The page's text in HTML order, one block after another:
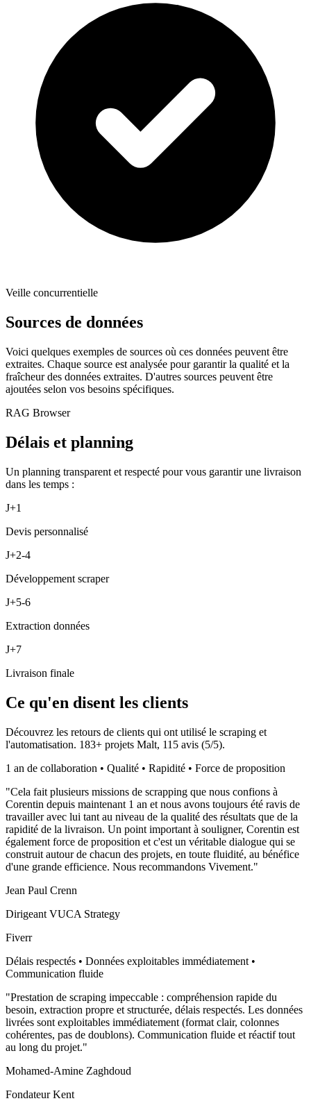
Veille concurrentielle
Sources de données
Voici quelques exemples de sources où ces données peuvent être
extraites. Chaque source est analysée pour garantir la qualité et la
fraîcheur des données extraites. D'autres sources peuvent être
ajoutées selon vos besoins spécifiques.
RAG Browser
Délais et planning
Un planning transparent et respecté pour vous garantir une livraison
dans les temps :
J+1
Devis personnalisé
J+2-4
Développement scraper
J+5-6
Extraction données
J+7
Livraison finale
Ce qu'en disent les clients
Découvrez les retours de clients qui ont utilisé le scraping et
l'automatisation. 183+ projets Malt, 115 avis (5/5).
1 an de collaboration • Qualité • Rapidité • Force de proposition
"Cela fait plusieurs missions de scrapping que nous confions à
Corentin depuis maintenant 1 an et nous avons toujours été ravis de
travailler avec lui tant au niveau de la qualité des résultats que de la
rapidité de la livraison. Un point important à souligner, Corentin est
également force de proposition et c'est un véritable dialogue qui se
construit autour de chacun des projets, en toute fluidité, au bénéfice
d'une grande efficience. Nous recommandons Vivement."
Jean Paul Crenn
Dirigeant VUCA Strategy
Fiverr
Délais respectés • Données exploitables immédiatement •
Communication fluide
"Prestation de scraping impeccable : compréhension rapide du
besoin, extraction propre et structurée, délais respectés. Les données
livrées sont exploitables immédiatement (format clair, colonnes
cohérentes, pas de doublons). Communication fluide et réactif tout
au long du projet."
Mohamed-Amine Zaghdoud
Fondateur Kent